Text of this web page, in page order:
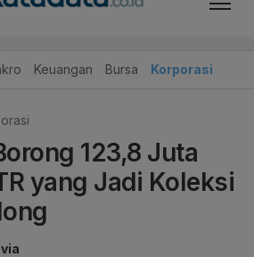
Keuangan Bursa Korporasi
123,8 Juta
yang Jadi Koleksi